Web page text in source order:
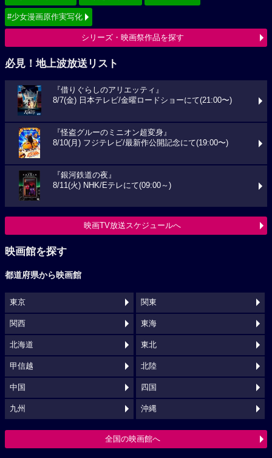
#少女漫画原作実写化
シリーズ・映画祭作品を探す
必見！地上波放送リスト
『借りぐらしのアリエッティ』
8/7(金) 日本テレビ/金曜ロードショーにて(21:00〜)
『怪盗グルーのミニオン超変身』
8/10(月) フジテレビ/最新作公開記念にて(19:00〜)
『銀河鉄道の夜』
8/11(火) NHK/Eテレにて(09:00～)
映画TV放送スケジュールへ
映画館を探す
都道府県から映画館
東京 関東
関西 東海
北海道 東北
甲信越 北陸
中国 四国
九州 沖縄
全国の映画館へ